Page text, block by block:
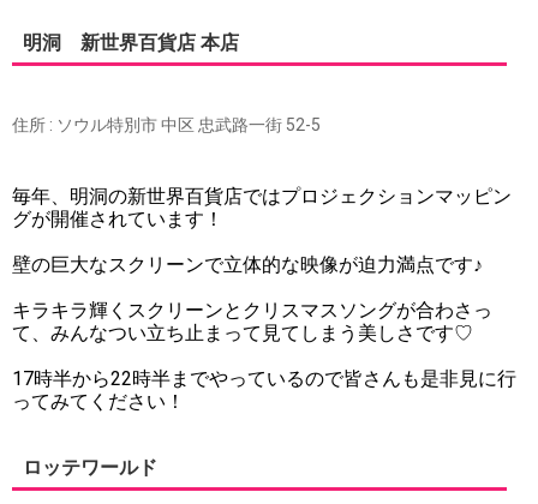
明洞 新世界百貨店 本店
住所 : ソウル特別市 中区 忠武路一街 52-5
毎年、明洞の新世界百貨店ではプロジェクションマッピン
グが開催されています！
壁の巨大なスクリーンで立体的な映像が迫力満点です♪
キラキラ輝くスクリーンとクリスマスソングが合わさっ
て、みんなつい立ち止まって見てしまう美しさです♡
17時半から22時半までやっているので皆さんも是非見に行
ってみてください！
ロッテワールド